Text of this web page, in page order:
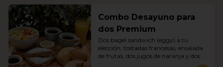
Combo Desayuno para
dos Premium
Dos bagel sandwich (eggy) a tu
elección, tostadas francesas, ensalada
de frutas, dos jugos de naranja y dos